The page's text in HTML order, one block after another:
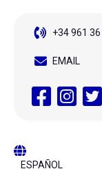
+34 961 36
EMAIL
ESPAÑOL